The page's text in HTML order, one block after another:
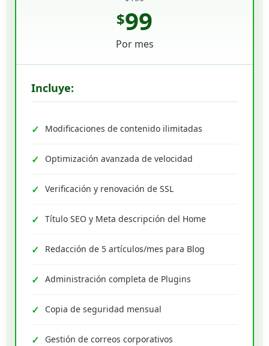
$99
Por mes
Incluye:
Modificaciones de contenido ilimitadas
Optimización avanzada de velocidad
Verificación y renovación de SSL
Título SEO y Meta descripción del Home
Redacción de 5 artículos/mes para Blog
Administración completa de Plugins
Copia de seguridad mensual
Gestión de correos corporativos